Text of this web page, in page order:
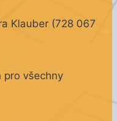
Klauber (728 067
pro všechny